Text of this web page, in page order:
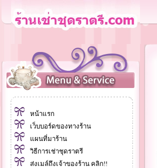
หน้าแรก
เว็บบอร์ดของทางร้าน
แผนที่มาร้าน
วิธีการเช่าชุดราตรี
ส่งเมล์ถึงเจ้าของร้าน คลิก!!